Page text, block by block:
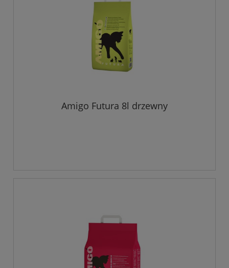
Amigo Futura 8l drzewny